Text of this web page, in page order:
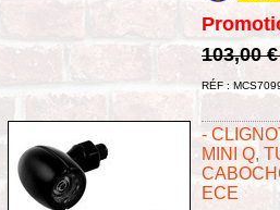
103,00
RÉF :
-
MINI Q,
ECE